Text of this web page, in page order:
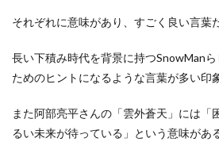
それぞれに意味があり、すごく良い言葉
長い下積み時代を背景に持つSnowMan
ためのヒントになるような言葉が多い印
また阿部亮平さんの「雲外蒼天」には「
るい未来が待っている」という意味があ